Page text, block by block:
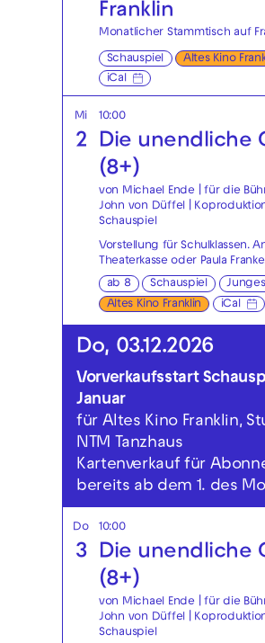
Franklin
Monatlicher Stammtisch auf
Schauspiel
Altes Kino
iCal
Mi
2
10:00
Die unendliche
(8+)
von Michael Ende | für die
John von Düffel |
Schauspiel
Vorstellung für Schulklassen.
Theaterkasseoder Paula Franke
ab 8 Schauspiel
Altes Kino Franklin
iCal
Do, 03.12.2026
Vorverkaufsstart
Januar
für Altes Kino Franklin,
NTM Tanzhaus
Kartenverkauf für
bereits ab dem 1. des
Do
3
10:00
Die unendliche
(8+)
von Michael Ende | für die
John von Düffel |
Schauspiel